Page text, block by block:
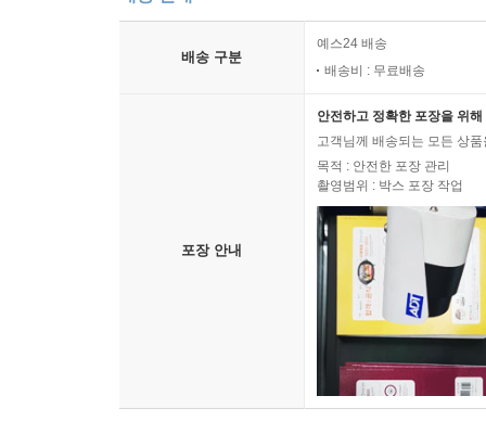
배송 구분
예스24 배송
배송비 : 무료배송
포장 안내
안전하고 정확한 포장을 위
고객님께 배송되는 모든 상
목적 : 안전한 포장 관리
촬영범위 : 박스 포장 작업